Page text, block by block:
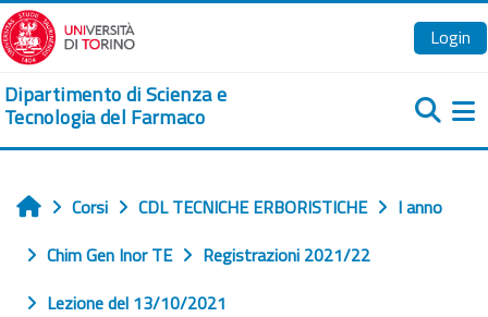
Vai al contenuto principale
Login
Dipartimento di Scienza e
Tecnologia del Farmaco
Home
Corsi CDL TECNICHE ERBORISTICHE
I anno
Chim Gen Inor TE
Registrazioni 2021/22
Lezione del 13/10/2021